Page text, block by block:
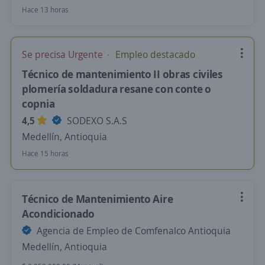
Hace 13 horas
Se precisa Urgente Empleo destacado
Técnico de mantenimiento II obras civiles
plomería soldadura resane con conte o
copnia
4,5
SODEXO S.A.S
Medellín, Antioquia
Hace 15 horas
Técnico de Mantenimiento Aire
Acondicionado
Agencia de Empleo de Comfenalco Antioquia
Medellín, Antioquia